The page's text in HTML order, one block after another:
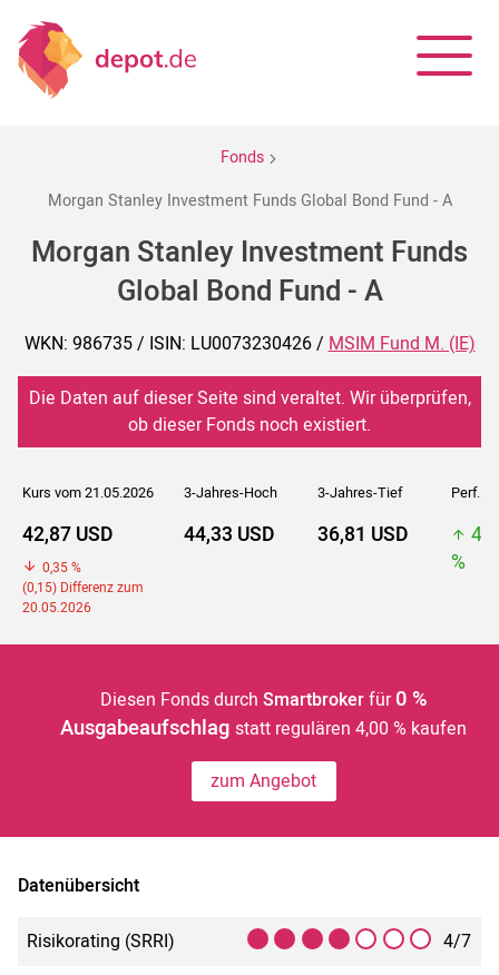
Fonds
Morgan Stanley Investment Funds Global Bond Fund - A
Morgan Stanley Investment Funds
Global Bond Fund - A
WKN: 986735 / ISIN: LU0073230426 /MSIM Fund M. (IE)
Die Daten auf dieser Seite sind veraltet. Wir überprüfen,
ob dieser Fonds noch existiert.
Kurs vom 21.05.2026 3-Jahres-Hoch 3-Jahres-Tief Perf. 5J
42,87 USD
0,35 %
(0,15) Differenz zum
20.05.2026
44,33 USD 36,81 USD
%
Diesen Fonds durch Smartbrokerfür 0 %
Ausgabeaufschlagstatt regulären 4,00 % kaufen
zum Angebot
Datenübersicht
Risikorating (SRRI)
4/7